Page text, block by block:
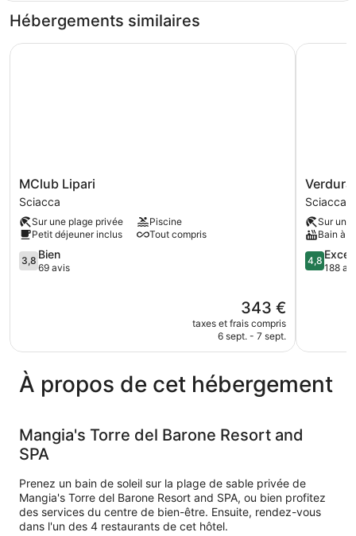
de
Chambre
Hébergements similaires
MClub
Lipari
Sciacca
MClub Lipari
Sciacca
Sur une plage privée
Piscine
Petit déjeuner inclus
Tout compris
3.8
sur
3,8 Bien
69 avis
Le
nouveau
prix
343 €
taxes et frais compris
6 sept. - 7 sept.
MClub Lipari
Verdura
Resort
Sciacca
Sciacca
Sur une
Bain à
4.8
sur
4,8
188
Verdura
À propos de cet hébergement
Mangia's Torre del Barone Resort and
SPA
Prenez un bain de soleil sur la plage de sable privée de
Mangia's Torre del Barone Resort and SPA, ou bien profitez
des services du centre de bien-être. Ensuite, rendez-vous
dans l'un des 4 restaurants de cet hôtel.